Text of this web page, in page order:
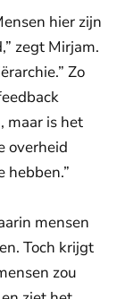
hier zijn
zegt Mirjam.
Zo
maar is het
overheid
hebben.”
mensen
Toch krijgt
zou